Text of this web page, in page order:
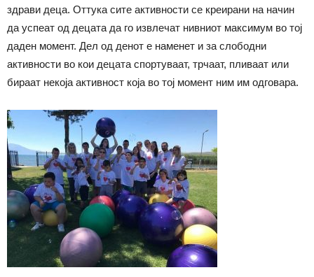
здрави деца. Оттука сите активности се креирани на начин
да успеат од децата да го извлечат нивниот максимум во тој
даден момент. Дел од денот е наменет и за слободни
активности во кои децата спортуваат, трчаат, пливаат или
бираат некоја активност која во тој момент ним им одговара.